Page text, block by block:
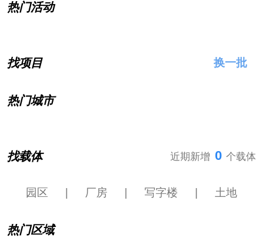
热门活动
找项目 换一批
热门城市
找载体 近期新增 0 个载体
园区 厂房 写字楼 土地
热门区域